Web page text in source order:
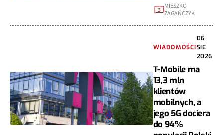
3 MIESZKO
ZAGAŃCZYK
WIADOMOŚCI
06
SIE
2026
T-Mobile ma
13,3 mln
klientów
mobilnych, a
jego 5G dociera
do 94%